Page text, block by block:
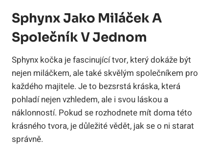
Sphynx Jako Miláček A
Společník V Jednom
Sphynx kočka je fascinující tvor, který dokáže být
nejen miláčkem, ale také skvělým společníkem pro
každého majitele. Je to bezsrstá kráska, která
pohladí nejen vzhledem, ale i svou láskou a
náklonností. Pokud se rozhodnete mít doma této
krásného tvora, je důležité vědět, jak se o ni starat
správně.